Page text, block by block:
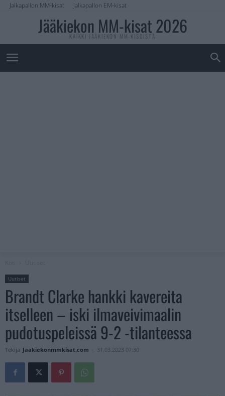
Jalkapallon MM-kisat Jalkapallon EM-kisat
Jääkiekon MM-kisat 2026
KAIKKI JÄÄKIEKON MM-KISOISTA
Uutiset
Brandt Clarke hankki kavereita
itselleen – iski ilmaveivimaalin
pudotuspeleissä 9-2 -tilanteessa
Tekijä Jaakiekonmmkisat.com - 31.03.2023 07:30